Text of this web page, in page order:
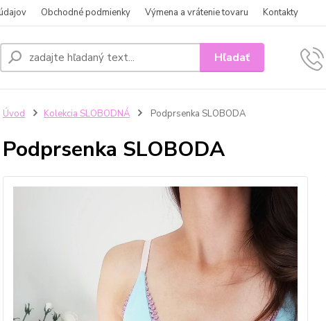
Obchodné podmienky Výmena a vrátenie tovaru Kontakty
Hľadať
Úvod Kolekcia SLOBODNÁ Podprsenka SLOBODA
Podprsenka SLOBODA